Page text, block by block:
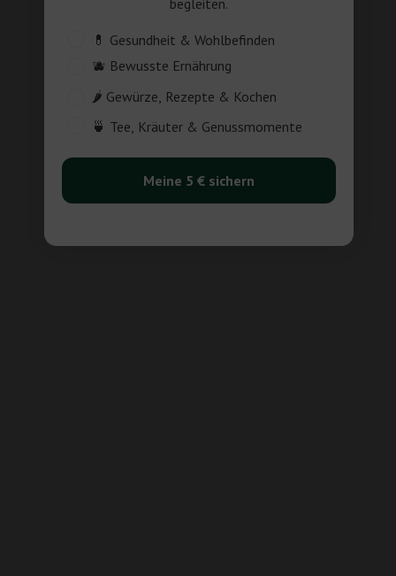
Customer_Interest
💊 Gesundheit & Wohlbefinden
🫐 Bewusste Ernährung
🌶️ Gewürze, Rezepte & Kochen
🍵 Tee, Kräuter & Genussmomente
Meine 5 € sichern